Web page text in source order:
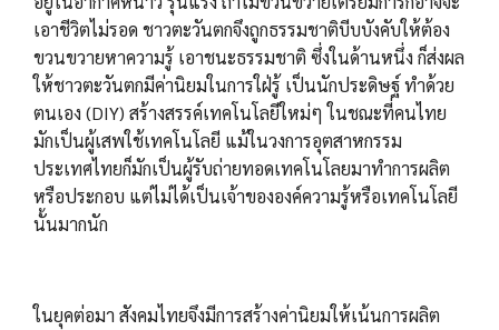
เอาชีวิตไม่รอด ชาวตะวันตกจึงถูกธรรมชาติบีบบังคับให้ต้อง
ขวนขวายหาความรู้ เอาชนะธรรมชาติ ซึ่งในด้านหนึ่ง ก็ส่งผล
ให้ชาวตะวันตกมีค่านิยมในการใฝ่รู้ เป็นนักประดิษฐ์ ทำด้วย
ตนเอง (DIY) สร้างสรรค์เทคโนโลยีใหม่ๆ ในชณะที่คนไทย
มักเป็นผู้เสพใช้เทคโนโลยี แม้ในวงการอุตสาหกรรม
ประเทศไทยก็มักเป็นผู้รับถ่ายทอดเทคโนโลยมาทำการผลิต
หรือประกอบ แต่ไม่ได้เป็นเจ้าขององค์ความรู้หรือเทคโนโลยี
นั้นมากนัก
ในยุคต่อมา สังคมไทยจึงมีการสร้างค่านิยมให้เน้นการผลิต